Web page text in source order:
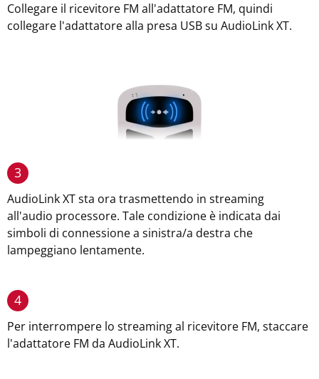
Collegare il ricevitore FM all'adattatore FM, quindi
collegare l'adattatore alla presa USB su AudioLink XT.
3
AudioLink XT sta ora trasmettendo in streaming
all'audio processore. Tale condizione è indicata dai
simboli di connessione a sinistra/a destra che
lampeggiano lentamente.
4
Per interrompere lo streaming al ricevitore FM, staccare
l'adattatore FM da AudioLink XT.